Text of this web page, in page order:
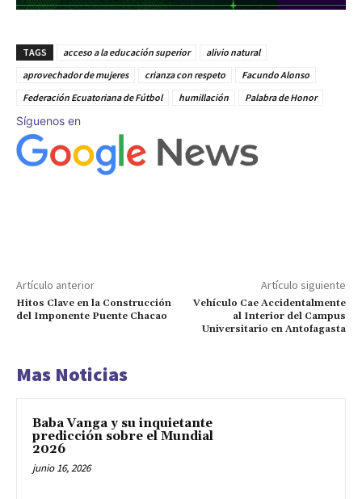
TAGS acceso a la educación superior
alivio natural
aprovechador de mujeres
crianza con respeto
Facundo Alonso
Federación Ecuatoriana de Fútbol
humillación Palabra de Honor
Síguenos en
Artículo anterior
Hitos Clave en la Construcción
del Imponente Puente Chacao
Artículo siguiente
Vehículo Cae Accidentalmente
al Interior del Campus
Universitario en Antofagasta
Mas Noticias
Baba Vanga y su inquietante
predicción sobre el Mundial
2026
junio 16, 2026